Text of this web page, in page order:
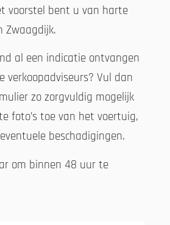
voorstel bent u van harte
Zwaagdijk.
al een indicatie ontvangen
verkoopadviseurs? Vul dan
zo zorgvuldig mogelijk
foto’s toe van het voertuig,
beschadigingen.
om binnen 48 uur te